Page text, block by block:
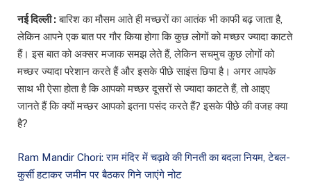
नई दिल्ली :बारिश का मौसम आते ही मच्छरों का आतंक भी काफी बढ़ जाता है,
लेकिन आपने एक बात पर गौर किया होगा कि कुछ लोगों को मच्छर ज्यादा काटते
हैं। इस बात को अक्सर मजाक समझ लेते हैं, लेकिन सचमुच कुछ लोगों को
मच्छर ज्यादा परेशान करते हैं और इसके पीछे साइंस छिपा है। अगर आपके
साथ भी ऐसा होता है कि आपको मच्छर दूसरों से ज्यादा काटते हैं, तो आइए
जानते हैं कि क्यों मच्छर आपको इतना पसंद करते हैं? इसके पीछे की वजह क्या
है?
Ram Mandir Chori: राम मंदिर में चढ़ावे की गिनती का बदला नियम, टेबल-
कुर्सी हटाकर जमीन पर बैठकर गिने जाएंगे नोट